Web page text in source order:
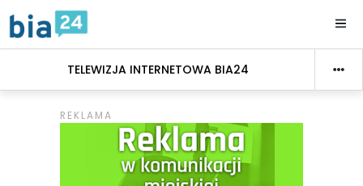
TELEWIZJA INTERNETOWA BIA24